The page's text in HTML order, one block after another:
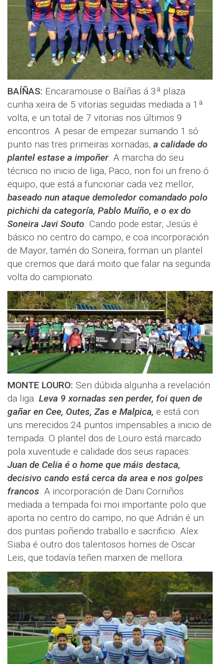
BAÍÑAS: Encaramouse o Baíñas á 3ª plaza
cunha xeira de 5 vitorias seguidas mediada a 1ª
volta, e un total de 7 vitorias nos últimos 9
encontros. A pesar de empezar sumando 1 só
punto nas tres primeiras xornadas, a calidade do
plantel estase a impoñer. A marcha do seu
técnico no inicio de liga, Paco, non foi un freno ó
equipo, que está a funcionar cada vez mellor,
baseado nun ataque demoledor comandado polo
pichichi da categoría, Pablo Muíño, e o ex do
Soneira Javi Souto. Cando pode estar, Jesús é
básico no centro do campo, e coa incorporación
de Mayor, tamén do Soneira, forman un plantel
que cremos que dará moito que falar na segunda
volta do campionato.
MONTE LOURO: Sen dúbida algunha a revelación
da liga. Leva 9 xornadas sen perder, foi quen de
gañar en Cee, Outes, Zas e Malpica, e está con
uns merecidos 24 puntos impensables a inicio de
tempada. O plantel dos de Louro está marcado
pola xuventude e calidade dos seus rapaces.
Juan de Celia é o home que máis destaca,
decisivo cando está cerca da area e nos golpes
francos. A incorporación de Dani Corniños
mediada a tempada foi moi importante polo que
aporta no centro do campo, no que Adrián é un
dos puntais poñendo traballo e sacrificio. Alex
Siaba é outro dos talentosos homes de Oscar
Leis, que todavía teñen marxen de mellora.